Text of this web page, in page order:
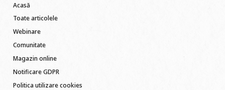
Acasă
Toate articolele
Webinare
Comunitate
Magazin online
Notificare GDPR
Politica utilizare cookies